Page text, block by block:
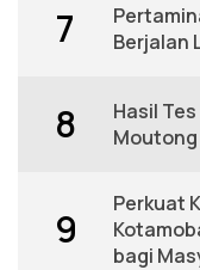
7
Berjalan
8
Hasil
9
Perkuat
bagi